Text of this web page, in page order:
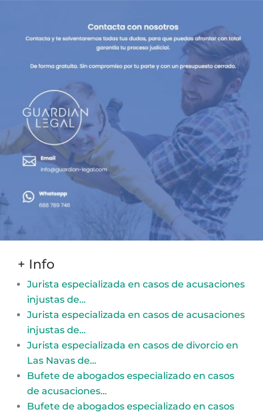
+ Info
Jurista especializada en casos de acusaciones
injustas de…
Jurista especializada en casos de acusaciones
injustas de…
Jurista especializada en casos de divorcio en
Las Navas de…
Bufete de abogados especializado en casos
de acusaciones…
Bufete de abogados especializado en casos